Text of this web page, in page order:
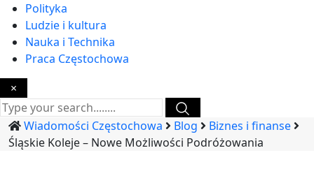
Polityka
Ludzie i kultura
Nauka i Technika
Praca Częstochowa
×
Wiadomości Częstochowa Blog
Biznes i finanse
Śląskie Koleje – Nowe Możliwości Podróżowania